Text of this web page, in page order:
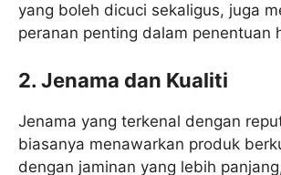
yang boleh dicuci sekaligus, juga
peranan penting dalam penentuan
2. Jenama dan Kualiti
Jenama yang terkenal dengan
biasanya menawarkan produk
dengan jaminan yang lebih